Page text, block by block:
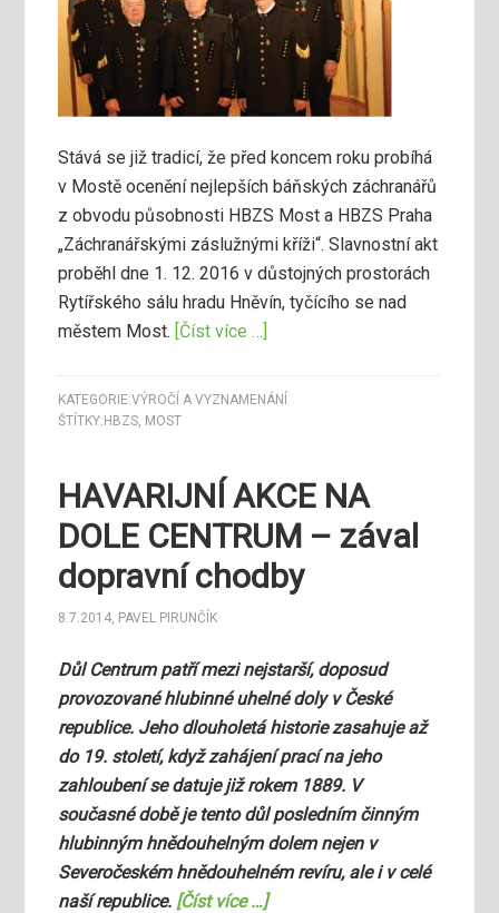
Stává se již tradicí, že před koncem roku probíhá
v Mostě ocenění nejlepších báňských záchranářů
z obvodu působnosti HBZS Most a HBZS Praha
„Záchranářskými záslužnými kříži“. Slavnostní akt
proběhl dne 1. 12. 2016 v důstojných prostorách
Rytířského sálu hradu Hněvín, tyčícího se nad
městem Most. [Číst více …]
KATEGORIE:VÝROČÍ A VYZNAMENÁNÍ
ŠTÍTKY: HBZS, MOST
HAVARIJNÍ AKCE NA
DOLE CENTRUM – zával
dopravní chodby
8.7.2014, PAVEL PIRUNČÍK
Důl Centrum patří mezi nejstarší, doposud
provozované hlubinné uhelné doly v České
republice. Jeho dlouholetá historie zasahuje až
do 19. století, když zahájení prací na jeho
zahloubení se datuje již rokem 1889. V
současné době je tento důl posledním činným
hlubinným hnědouhelným dolem nejen v
Severočeském hnědouhelném revíru, ale i v celé
naší republice. [Číst více …]